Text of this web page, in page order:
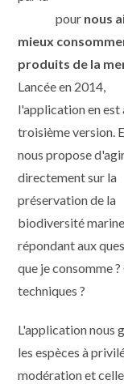
pour nous
mieux
produits de la
Lancée en 2014,
l'application en est
troisième version.
nous propose
directement sur la
préservation de la
biodiversité
répondant aux
que je consomme
techniques ?
L'application nous
les espèces à
modération et